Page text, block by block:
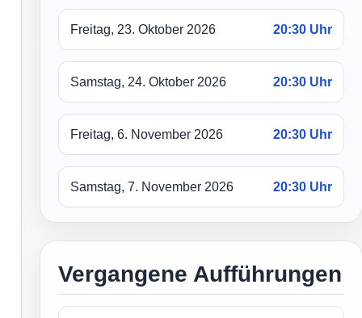
Freitag, 23. Oktober 2026 20:30 Uhr
Samstag, 24. Oktober 2026 20:30 Uhr
Freitag, 6. November 2026 20:30 Uhr
Samstag, 7. November 2026 20:30 Uhr
Vergangene Aufführungen